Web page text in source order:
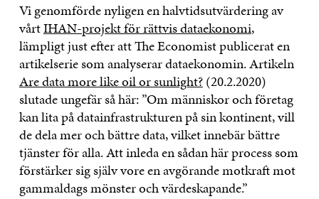
Vi genomförde nyligen en halvtidsutvärdering av
vårtIHAN-projekt för rättvis dataekonomi,
lämpligt just efter att The Economist publicerat en
artikelserie som analyserar dataekonomin. Artikeln
Are data more like oil or sunlight?(20.2.2020)
slutade ungefär så här: ”Om människor och företag
kan lita på datainfrastrukturen på sin kontinent, vill
de dela mer och bättre data, vilket innebär bättre
tjänster för alla. Att inleda en sådan här process som
förstärker sig själv vore en avgörande motkraft mot
gammaldags mönster och värdeskapande.”